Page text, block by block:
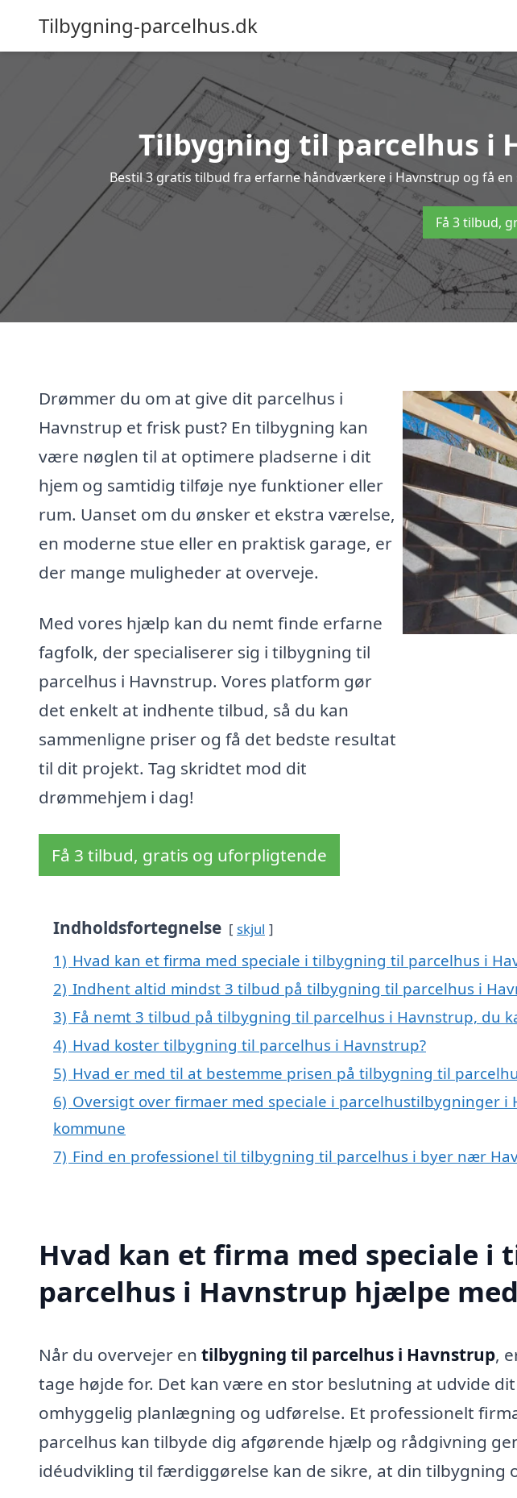
Tilbygning-parcelhus.dk
Tilbygning til parcelhus i
Bestil 3 gratis tilbud fra erfarne håndværkere i Havnstrup og få
Få 3 tilbud,
Drømmer du om at give dit parcelhus i
Havnstrup et frisk pust? En tilbygning kan
være nøglen til at optimere pladserne i dit
hjem og samtidig tilføje nye funktioner eller
rum. Uanset om du ønsker et ekstra værelse,
en moderne stue eller en praktisk garage, er
der mange muligheder at overveje.
Med vores hjælp kan du nemt finde erfarne
fagfolk, der specialiserer sig i tilbygning til
parcelhus i Havnstrup. Vores platform gør
det enkelt at indhente tilbud, så du kan
sammenligne priser og få det bedste resultat
til dit projekt. Tag skridtet mod dit
drømmehjem i dag!
Få 3 tilbud, gratis og uforpligtende
Indholdsfortegnelse skjul
1) Hvad kan et firma med speciale i tilbygning til parcelhus i
2) Indhent altid mindst 3 tilbud på tilbygning til parcelhus i
3) Få nemt 3 tilbud på tilbygning til parcelhus i Havnstrup, du
4) Hvad koster tilbygning til parcelhus i Havnstrup?
5) Hvad er med til at bestemme prisen på tilbygning til
6) Oversigt over firmaer med speciale i parcelhustilbygninger i
kommune
7) Find en professionel til tilbygning til parcelhus i byer nær
Hvad kan et firma med speciale i
parcelhus i Havnstrup hjælpe
Når du overvejer en tilbygning til parcelhus i Havnstrup,
tage højde for. Det kan være en stor beslutning at udvide
omhyggelig planlægning og udførelse. Et professionelt
parcelhus kan tilbyde dig afgørende hjælp og rådgivning
idéudvikling til færdiggørelse kan de sikre, at din tilbygning